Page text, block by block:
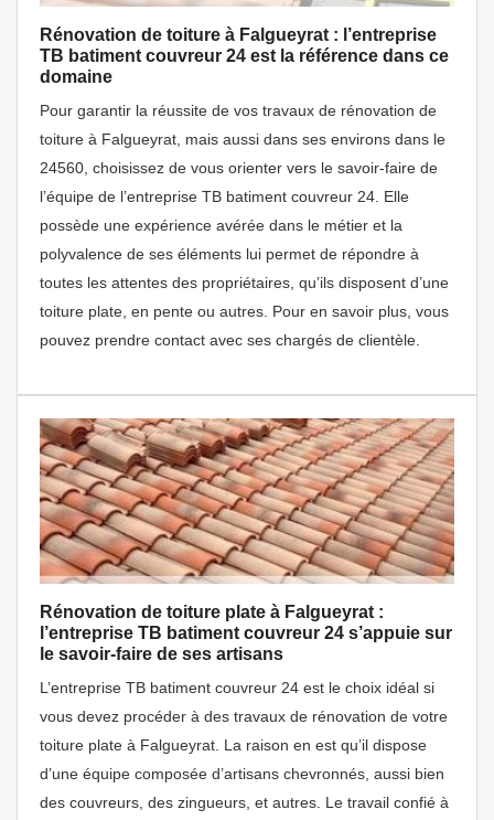
Rénovation de toiture à Falgueyrat : l’entreprise
TB batiment couvreur 24 est la référence dans ce
domaine
Pour garantir la réussite de vos travaux de rénovation de
toiture à Falgueyrat, mais aussi dans ses environs dans le
24560, choisissez de vous orienter vers le savoir-faire de
l’équipe de l’entreprise TB batiment couvreur 24. Elle
possède une expérience avérée dans le métier et la
polyvalence de ses éléments lui permet de répondre à
toutes les attentes des propriétaires, qu’ils disposent d’une
toiture plate, en pente ou autres. Pour en savoir plus, vous
pouvez prendre contact avec ses chargés de clientèle.
Rénovation de toiture plate à Falgueyrat :
l’entreprise TB batiment couvreur 24 s’appuie sur
le savoir-faire de ses artisans
L’entreprise TB batiment couvreur 24 est le choix idéal si
vous devez procéder à des travaux de rénovation de votre
toiture plate à Falgueyrat. La raison en est qu’il dispose
d’une équipe composée d’artisans chevronnés, aussi bien
des couvreurs, des zingueurs, et autres. Le travail confié à